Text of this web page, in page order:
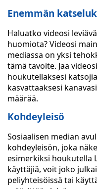
Enemmän
Haluatko videosi
huomiota? Videosi
mediassa on yksi
tämä tavoite. Jaa
houkutellaksesi
kasvattaaksesi
määrää.
Kohdeyleisö
Sosiaalisen median
kohdeyleisön, joka
esimerkiksi houkutella
käyttäjiä, voit joko
peliyhteisöissä tai